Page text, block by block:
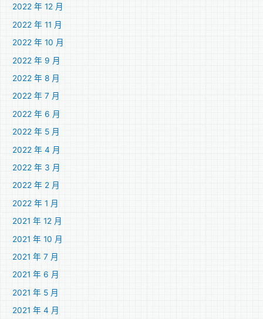
2022 年 12 月
2022 年 11 月
2022 年 10 月
2022 年 9 月
2022 年 8 月
2022 年 7 月
2022 年 6 月
2022 年 5 月
2022 年 4 月
2022 年 3 月
2022 年 2 月
2022 年 1 月
2021 年 12 月
2021 年 10 月
2021 年 7 月
2021 年 6 月
2021 年 5 月
2021 年 4 月